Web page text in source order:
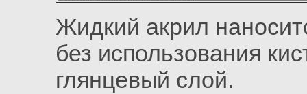
Жидкий акрил
без использования
глянцевый слой.